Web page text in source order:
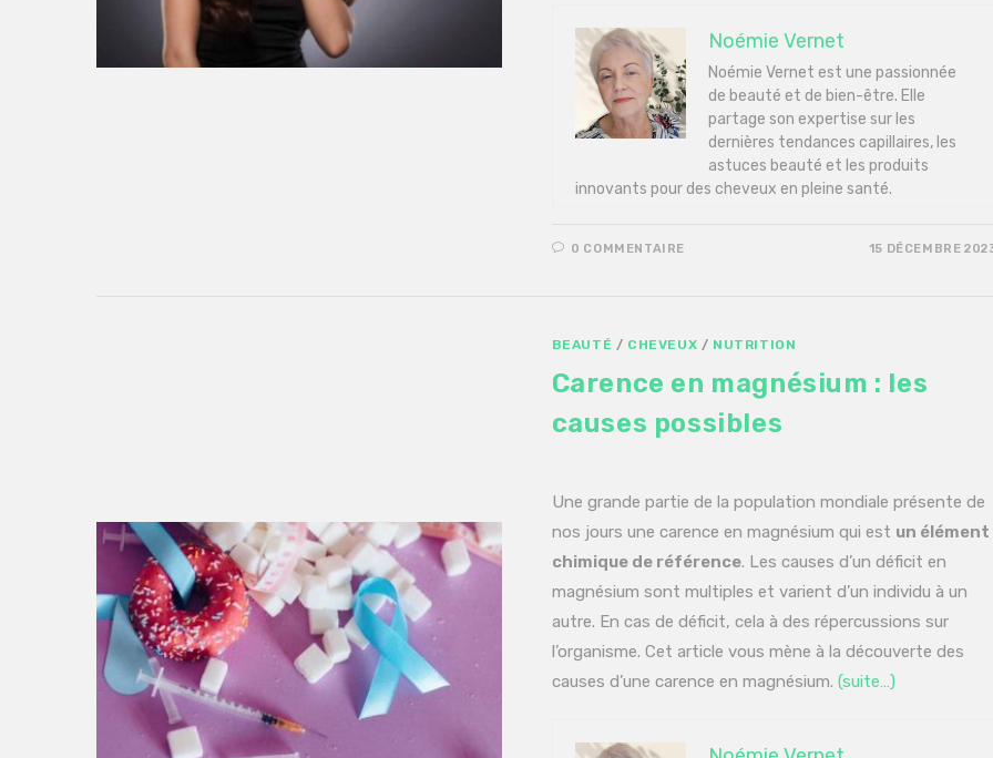
Noémie Vernet
Noémie Vernet est une passionnée
de beauté et de bien-être. Elle
partage son expertise sur les
dernières tendances capillaires, les
astuces beauté et les produits
innovants pour des cheveux en pleine santé.
0 COMMENTAIRE 15 DÉCEMBRE
BEAUTÉ / CHEVEUX / NUTRITION
Carence en magnésium : les
causes possibles
Une grande partie de la population mondiale présente de
nos jours une carence en magnésium qui est un élément
chimique de référence. Les causes d’un déficit en
magnésium sont multiples et varient d’un individu à un
autre. En cas de déficit, cela à des répercussions sur
l’organisme. Cet article vous mène à la découverte des
causes d’une carence en magnésium. (suite…)